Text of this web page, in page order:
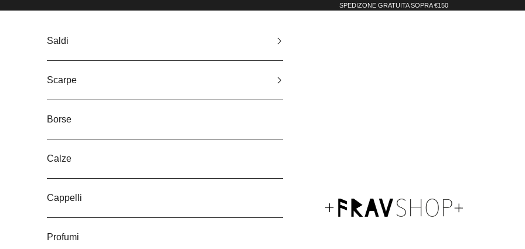
SPEDIZONE GRATUITA SOPRA €150
Fravshop
Saldi
Scarpe
Borse
Calze
Cappelli
Profumi